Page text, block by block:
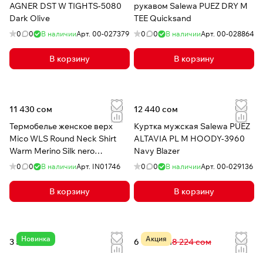
AGNER DST W TIGHTS-5080
Dark Olive
0 0 В наличииАрт. 00-027379
В корзину
рукавом Salewa PUEZ DRY M
TEE Quicksand
0 0 В наличииАрт. 00-028864
В корзину
11 430 сом
Термобелье женское верх
Mico WLS Round Neck Shirt
Warm Merino Silk nero
dryarn/merino/silk
0 0 В наличииАрт. IN01746
В корзину
12 440 сом
Куртка мужская Salewa PUEZ
ALTAVIA PL M HOODY-3960
Navy Blazer
0 0 В наличииАрт. 00-029136
В корзину
Новинка
3 530 сом
Акция
6 137 сом8 224 сом